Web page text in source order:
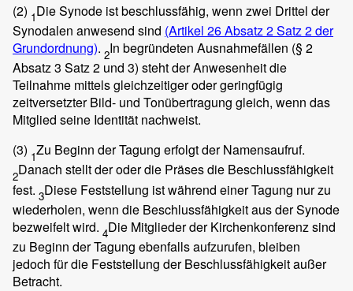
(2) 1Die Synode ist beschlussfähig, wenn zwei Drittel der
Synodalen anwesend sind (Artikel 26 Absatz 2 Satz 2 der
Grundordnung). 2In begründeten Ausnahmefällen (§ 2
Absatz 3 Satz 2 und 3) steht der Anwesenheit die
Teilnahme mittels gleichzeitiger oder geringfügig
zeitversetzter Bild- und Tonübertragung gleich, wenn das
Mitglied seine Identität nachweist.
(3) 1Zu Beginn der Tagung erfolgt der Namensaufruf.
2Danach stellt der oder die Präses die Beschlussfähigkeit
fest. 3Diese Feststellung ist während einer Tagung nur zu
wiederholen, wenn die Beschlussfähigkeit aus der Synode
bezweifelt wird. 4Die Mitglieder der Kirchenkonferenz sind
zu Beginn der Tagung ebenfalls aufzurufen, bleiben
jedoch für die Feststellung der Beschlussfähigkeit außer
Betracht.